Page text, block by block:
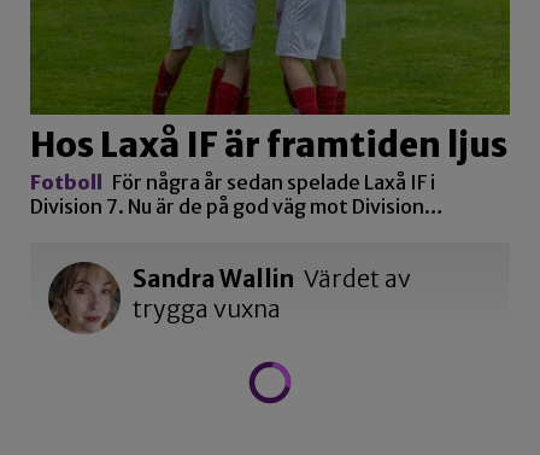
Hos Laxå IF är framtiden ljus
Fotboll
För några år sedan spelade Laxå IF i
Division 7. Nu är de på god väg mot Division…
Sandra Wallin Värdet av
trygga vuxna